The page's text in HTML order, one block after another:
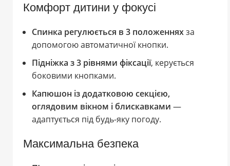
Комфорт дитини у фокусі
Спинка регулюється в 3 положенняхза
допомогою автоматичної кнопки.
Підніжка з 3 рівнями фіксації, керується
боковими кнопками.
Капюшон із додатковою секцією,
оглядовим вікном і блискавками —
адаптується під будь-яку погоду.
Максимальна безпека